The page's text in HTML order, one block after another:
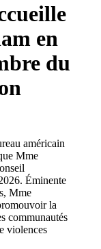
en
du
américain
Mme
Éminente
Mme
la
communautés
violences